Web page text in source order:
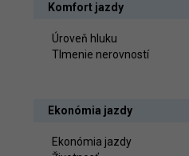
Komfort jazdy
Úroveň hluku
Tlmenie nerovností
Ekonómia jazdy
Ekonómia jazdy